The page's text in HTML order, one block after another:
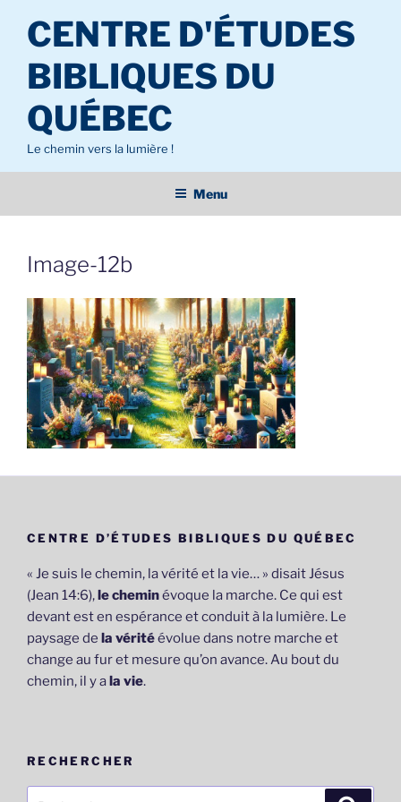
contenu
principal
CENTRE D'ÉTUDES
BIBLIQUES DU
QUÉBEC
Le chemin vers la lumière !
Menu
Image-12b
CENTRE D’ÉTUDES BIBLIQUES DU QUÉBEC
« Je suis le chemin, la vérité et la vie… » disait Jésus
(Jean 14:6),le cheminévoque la marche. Ce qui est
devant est en espérance et conduit à la lumière. Le
paysage de la véritéévolue dans notre marche et
change au fur et mesure qu’on avance. Au bout du
chemin, il y ala vie.
RECHERCHER